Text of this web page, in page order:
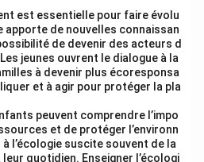
est essentielle pour faire évolu
apporte de nouvelles connaissan
de devenir des acteurs d
jeunes ouvrent le dialogue à la
à devenir plus écoresponsa
et à agir pour protéger la pla
peuvent comprendre l’impo
et de protéger l’environn
à l’écologie suscite souvent de la
quotidien. Enseigner l’écologi